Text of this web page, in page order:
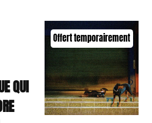
Offert temporairement
QUI